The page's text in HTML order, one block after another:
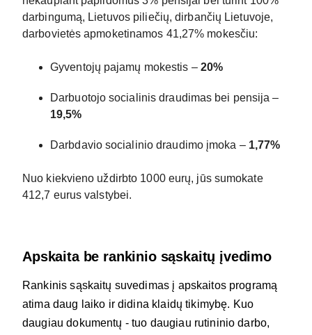
darbingumą, Lietuvos piliečių, dirbančių Lietuvoje,
darbovietės apmoketinamos 41,27% mokesčiu:
Gyventojų pajamų mokestis – 20%
Darbuotojo socialinis draudimas bei pensija –
19,5%
Darbdavio socialinio draudimo įmoka – 1,77%
Nuo kiekvieno uždirbto 1000 eurų, jūs sumokate
412,7 eurus valstybei.
Apskaita be rankinio sąskaitų įvedimo
Rankinis sąskaitų suvedimas į apskaitos programą
atima daug laiko ir didina klaidų tikimybę. Kuo
daugiau dokumentų - tuo daugiau rutininio darbo,